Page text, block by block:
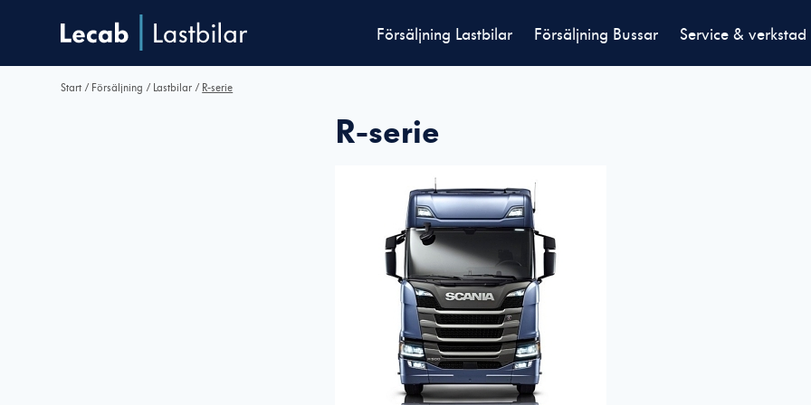
Försäljning Lastbilar Försäljning Bussar Service & verkstad
Start / Försäljning / Lastbilar / R-serie
R-serie